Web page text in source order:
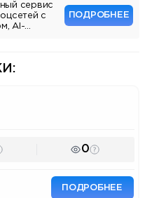
сервис
с
AI-
ПОДРОБНЕЕ
0
ПОДРОБНЕЕ